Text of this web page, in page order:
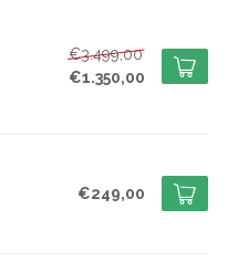
€3.499,00
€1.350,00
€249,00